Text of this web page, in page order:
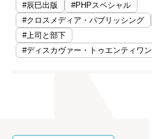
#辰巳出版
#PHPスペシャル
#クロスメディア・パブリッシング
#上司と部下
#ディスカヴァー・トゥエンティワン